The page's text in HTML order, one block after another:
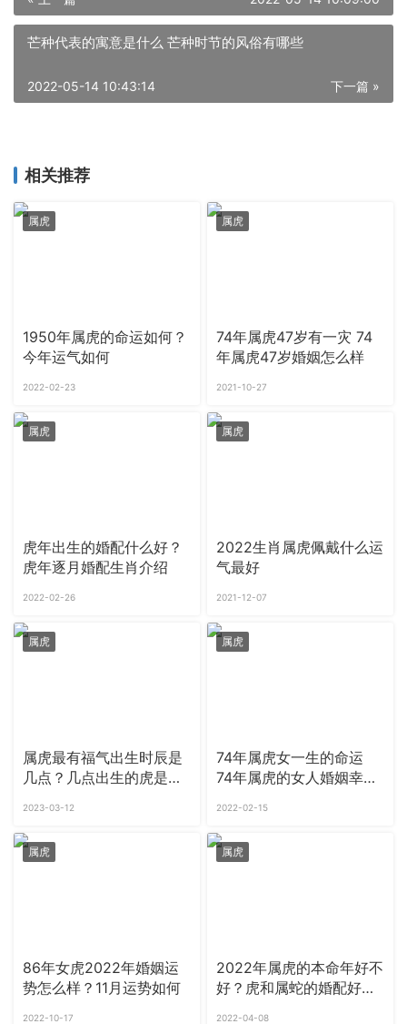
芒种代表的寓意是什么 芒种时节的风俗有哪些
下一篇 »
2022-05-14 10:43:14
相关推荐
属虎
1950年属虎的命运如何？
今年运气如何
2022-02-23
属虎
74年属虎47岁有一灾 74
年属虎47岁婚姻怎么样
2021-10-27
属虎
虎年出生的婚配什么好？
虎年逐月婚配生肖介绍
2022-02-26
属虎
2022生肖属虎佩戴什么运
气最好
2021-12-07
属虎
属虎最有福气出生时辰是
几点？几点出生的虎是懒
2023-03-12
属虎
74年属虎女一生的命运
74年属虎的女人婚姻幸福
2022-02-15
属虎
86年女虎2022年婚姻运
势怎么样？11月运势如何
2022-10-17
属虎
2022年属虎的本命年好不
好？虎和属蛇的婚配好不
2022-04-08